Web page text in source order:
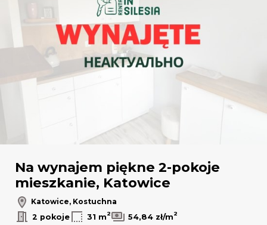
Na wynajem piękne 2-pokoje
mieszkanie, Katowice
Katowice, Kostuchna
2 pokoje
31 m2 54,84 zł/m2